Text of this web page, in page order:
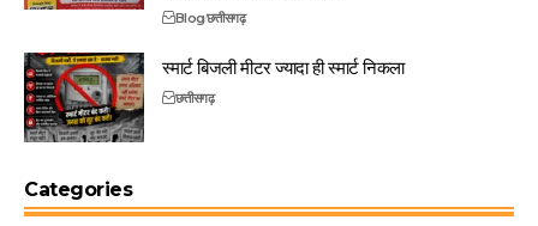
Blogछत्तीसगढ़
स्मार्ट बिजली मीटर ज्यादा ही स्मार्ट निकला
छत्तीसगढ़
Categories